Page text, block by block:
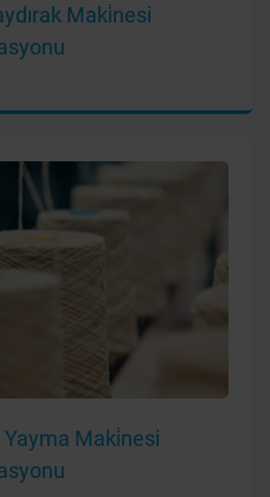
Maki̇nesi
Maki̇nesi